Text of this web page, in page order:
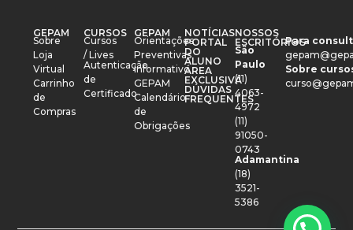
GEPAM
Sobre
Loja
Virtual
Carrinho
de
Compras
CURSOS
Cursos
/ Lives
Autenticação
de
Certificado
GEPAM
Orientações
Preventivas
Informativo
GEPAM
Calendário
de
Obrigações
NOTÍCIAS
PORTAL
DO
ALUNO
ÁREA
EXCLUSIVA
DÚVIDAS
FREQUENTES
NOSSOS
ESCRITÓRIOS
São
Paulo
(11)
4063-
4972
(11)
91050-
0743
Adamantina
(18)
3521-
5386
Para
Sobre